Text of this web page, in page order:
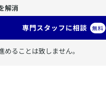
解消
専門スタッフに相談 無料
ることは致しません。